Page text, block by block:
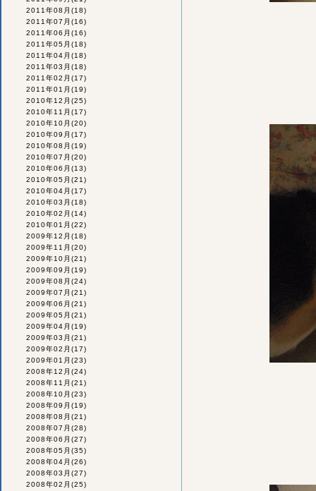
2011年08月 (18)
2011年07月 (16)
2011年06月 (16)
2011年05月 (18)
2011年04月 (18)
2011年03月 (18)
2011年02月 (17)
2011年01月 (19)
2010年12月 (25)
2010年11月 (17)
2010年10月 (20)
2010年09月 (17)
2010年08月 (19)
2010年07月 (20)
2010年06月 (13)
2010年05月 (21)
2010年04月 (17)
2010年03月 (18)
2010年02月 (14)
2010年01月 (22)
2009年12月 (18)
2009年11月 (20)
2009年10月 (21)
2009年09月 (19)
2009年08月 (24)
2009年07月 (21)
2009年06月 (21)
2009年05月 (21)
2009年04月 (19)
2009年03月 (21)
2009年02月 (17)
2009年01月 (23)
2008年12月 (24)
2008年11月 (21)
2008年10月 (23)
2008年09月 (19)
2008年08月 (21)
2008年07月 (28)
2008年06月 (27)
2008年05月 (35)
2008年04月 (26)
2008年03月 (27)
2008年02月 (25)